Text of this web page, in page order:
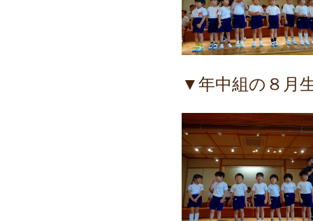
▼年中組の８月